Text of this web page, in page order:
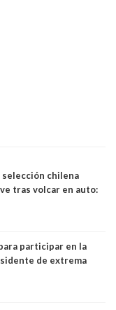
chilena
tras volcar en auto:
participar en la
de extrema